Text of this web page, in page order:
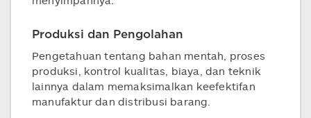
Produksi dan Pengolahan
Pengetahuan tentang bahan mentah, proses
produksi, kontrol kualitas, biaya, dan teknik
lainnya dalam memaksimalkan keefektifan
manufaktur dan distribusi barang.